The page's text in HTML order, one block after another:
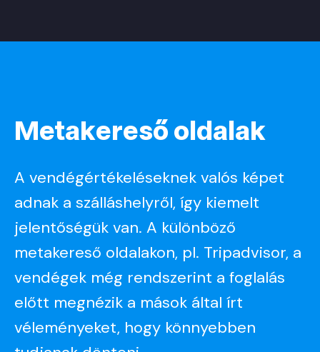
Metakeresőoldalak
A vendégértékeléseknek valós képet
adnak a szálláshelyről, így kiemelt
jelentőségük van. A különböző
metakereső oldalakon, pl. Tripadvisor, a
vendégek még rendszerint a foglalás
előtt megnézik a mások által írt
véleményeket, hogy könnyebben